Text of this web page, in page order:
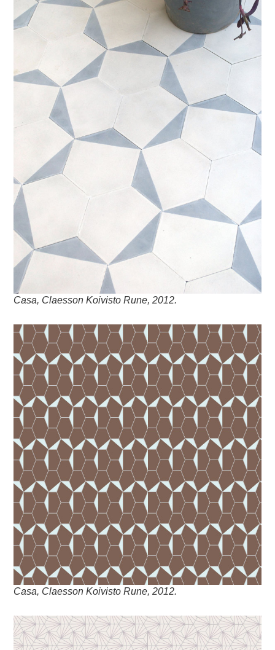
Casa, Claesson Koivisto Rune, 2012.
Casa, Claesson Koivisto Rune, 2012.